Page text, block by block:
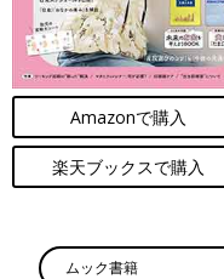
Amazonで購入
楽天ブックスで購入
ムック書籍